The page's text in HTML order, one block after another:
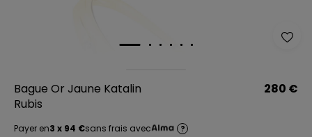
Bague Or Jaune Katalin
Rubis
280 €
Payer en3 x 94 €sans frais avec ?